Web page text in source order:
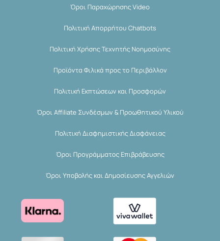
Όροι Παραχώρησης Video
Πολιτική Απορρήτου Chatbots
Πολιτική Χρήσης Τεχνητής Νοημοσύνης
Προϊόντα Φιλικά προς το Περιβάλλον
Πολιτική Εκπτώσεων και Προσφορών
Όροι Affiliate Συνδέσμων & Προωθητικού Υλικού
Πολιτική Διαφημιστικής Διαφάνειας
Όροι Προγράμματος Επιβράβευσης
Όροι Υποβολής και Δημοσίευσης Αγγελιών